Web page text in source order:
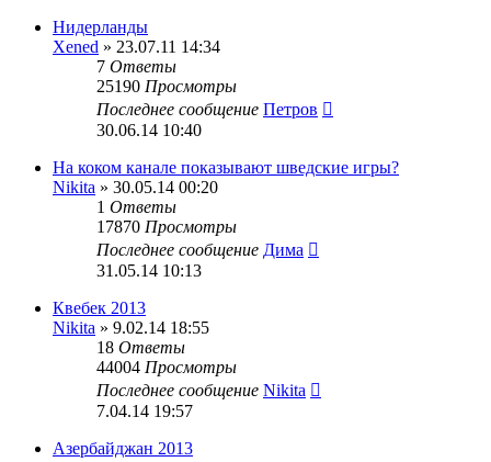
Нидерланды
Xened » 23.07.11 14:34
7 Ответы
25190 Просмотры
Последнее сообщение Петров
30.06.14 10:40
На коком канале показывают шведские игры?
Nikita » 30.05.14 00:20
1 Ответы
17870 Просмотры
Последнее сообщение Дима
31.05.14 10:13
Квебек 2013
Nikita » 9.02.14 18:55
18 Ответы
44004 Просмотры
Последнее сообщение Nikita
7.04.14 19:57
Азербайджан 2013